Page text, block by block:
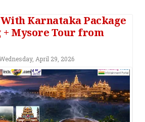
Karnataka Package
+ Mysore Tour from
April 29, 2026